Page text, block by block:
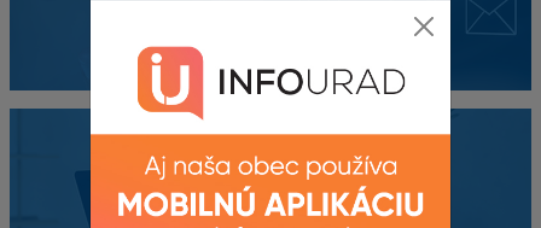
Obecný úrad